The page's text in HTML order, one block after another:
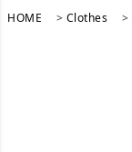
HOME Clothes